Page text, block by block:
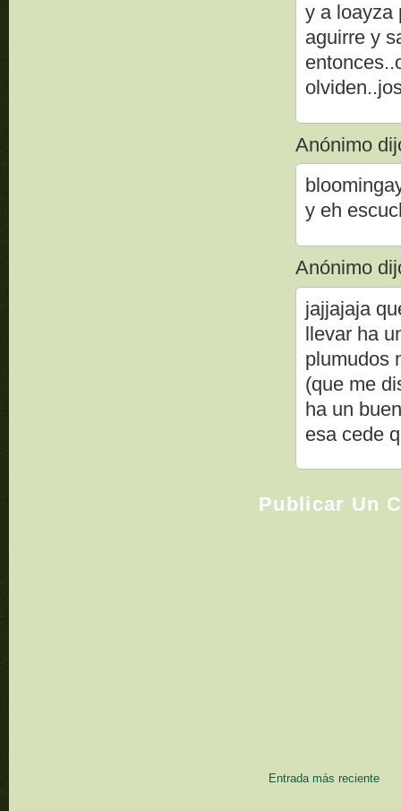
y a loayza
aguirre y
Anónimo
y eh
Anónimo
jajjajaja
llevar ha
plumudos
(que me
ha un
esa cede
Publicar Un
Entrada más reciente